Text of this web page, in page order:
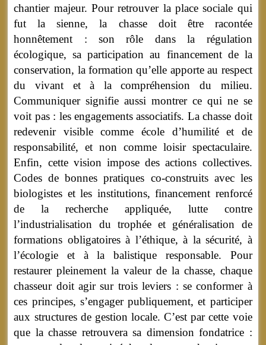
chantier majeur. Pour retrouver la place sociale qui
fut la sienne, la chasse doit être racontée
honnêtement : son rôle dans la régulation
écologique, sa participation au financement de la
conservation, la formation qu’elle apporte au respect
du vivant et à la compréhension du milieu.
Communiquer signifie aussi montrer ce qui ne se
voit pas : les engagements associatifs. La chasse doit
redevenir visible comme école d’humilité et de
responsabilité, et non comme loisir spectaculaire.
Enfin, cette vision impose des actions collectives.
Codes de bonnes pratiques co-construits avec les
biologistes et les institutions, financement renforcé
de la recherche appliquée, lutte contre
l’industrialisation du trophée et généralisation de
formations obligatoires à l’éthique, à la sécurité, à
l’écologie et à la balistique responsable. Pour
restaurer pleinement la valeur de la chasse, chaque
chasseur doit agir sur trois leviers : se conformer à
ces principes, s’engager publiquement, et participer
aux structures de gestion locale. C’est par cette voie
que la chasse retrouvera sa dimension fondatrice :